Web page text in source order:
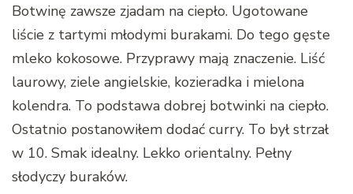
Botwinę zawsze zjadam na ciepło. Ugotowane
liście z tartymi młodymi burakami. Do tego gęste
mleko kokosowe. Przyprawy mają znaczenie. Liść
laurowy, ziele angielskie, kozieradka i mielona
kolendra. To podstawa dobrej botwinki na ciepło.
Ostatnio postanowiłem dodać curry. To był strzał
w 10. Smak idealny. Lekko orientalny. Pełny
słodyczy buraków.